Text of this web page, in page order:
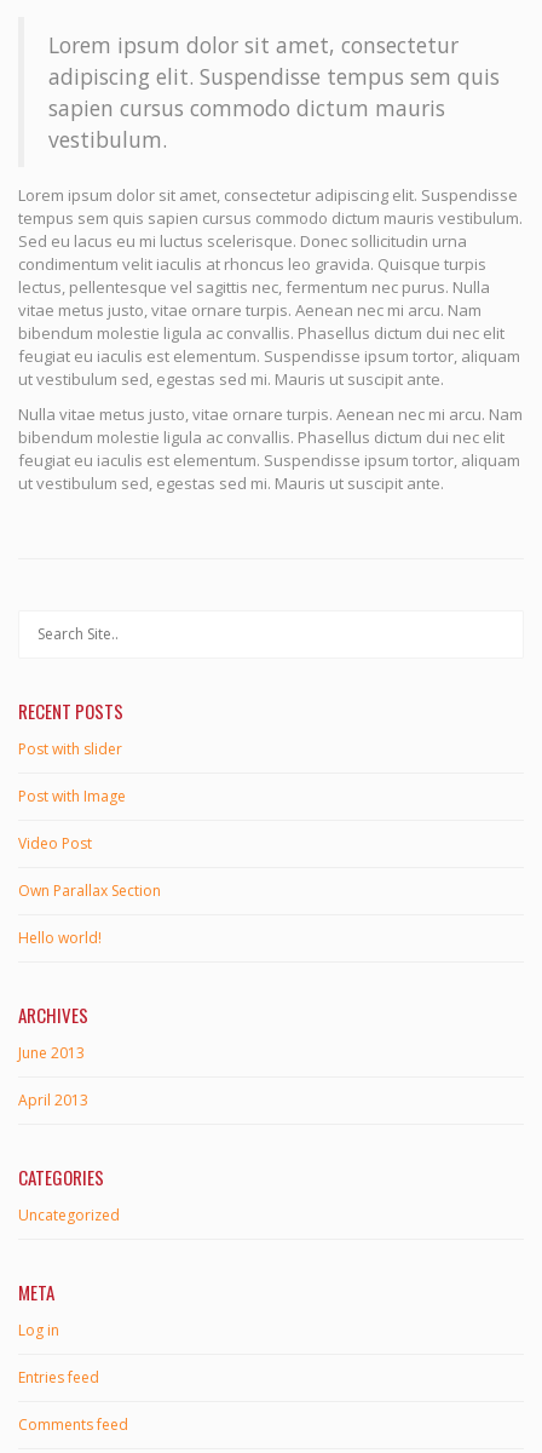
Lorem ipsum dolor sit amet, consectetur
adipiscing elit. Suspendisse tempus sem quis
sapien cursus commodo dictum mauris
vestibulum.
Lorem ipsum dolor sit amet, consectetur adipiscing elit. Suspendisse
tempus sem quis sapien cursus commodo dictum mauris vestibulum.
Sed eu lacus eu mi luctus scelerisque. Donec sollicitudin urna
condimentum velit iaculis at rhoncus leo gravida. Quisque turpis
lectus, pellentesque vel sagittis nec, fermentum nec purus. Nulla
vitae metus justo, vitae ornare turpis. Aenean nec mi arcu. Nam
bibendum molestie ligula ac convallis. Phasellus dictum dui nec elit
feugiat eu iaculis est elementum. Suspendisse ipsum tortor, aliquam
ut vestibulum sed, egestas sed mi. Mauris ut suscipit ante.
Nulla vitae metus justo, vitae ornare turpis. Aenean nec mi arcu. Nam
bibendum molestie ligula ac convallis. Phasellus dictum dui nec elit
feugiat eu iaculis est elementum. Suspendisse ipsum tortor, aliquam
ut vestibulum sed, egestas sed mi. Mauris ut suscipit ante.
RECENT POSTS
Post with slider
Post with Image
Video Post
Own Parallax Section
Hello world!
ARCHIVES
June 2013
April 2013
CATEGORIES
Uncategorized
META
Log in
Entries feed
Comments feed